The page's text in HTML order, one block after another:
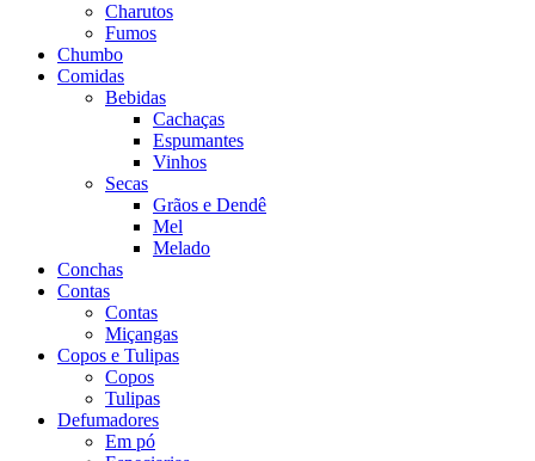
Charutos
Fumos
Chumbo
Comidas
Bebidas
Cachaças
Espumantes
Vinhos
Secas
Grãos e Dendê
Mel
Melado
Conchas
Contas
Contas
Miçangas
Copos e Tulipas
Copos
Tulipas
Defumadores
Em pó